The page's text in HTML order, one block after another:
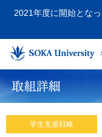
2021年度に開始とな
学生支援戦略